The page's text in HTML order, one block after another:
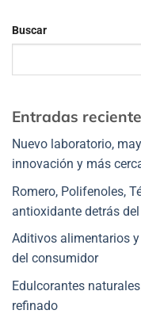
Buscar
Entradas
Nuevo laboratorio,
innovación y más
Romero, Polifenoles,
antioxidante detrás
Aditivos alimentarios
del consumidor
Edulcorantes
refinado